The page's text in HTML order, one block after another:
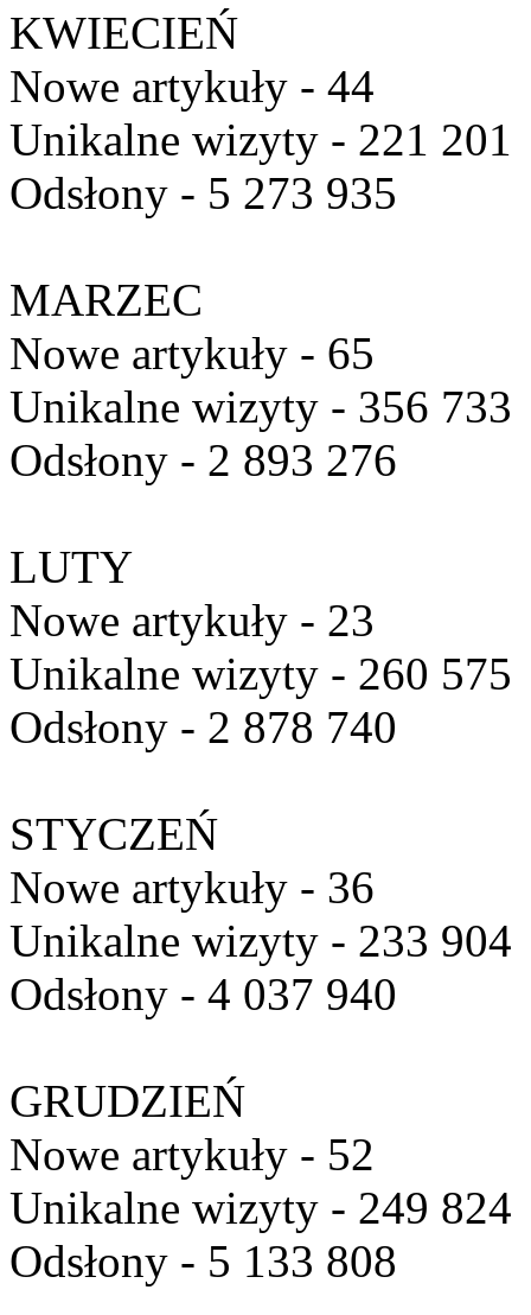
KWIECIEŃ
Nowe artykuły - 44
Unikalne wizyty - 221 201
Odsłony - 5 273 935
MARZEC
Nowe artykuły - 65
Unikalne wizyty - 356 733
Odsłony - 2 893 276
LUTY
Nowe artykuły - 23
Unikalne wizyty - 260 575
Odsłony - 2 878 740
STYCZEŃ
Nowe artykuły - 36
Unikalne wizyty - 233 904
Odsłony - 4 037 940
GRUDZIEŃ
Nowe artykuły - 52
Unikalne wizyty - 249 824
Odsłony - 5 133 808